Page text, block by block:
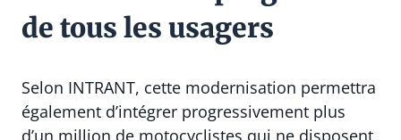
de tous les usagers
Selon INTRANT, cette modernisation permettra
également d’intégrer progressivement plus
d’un million de motocyclistes qui ne disposent